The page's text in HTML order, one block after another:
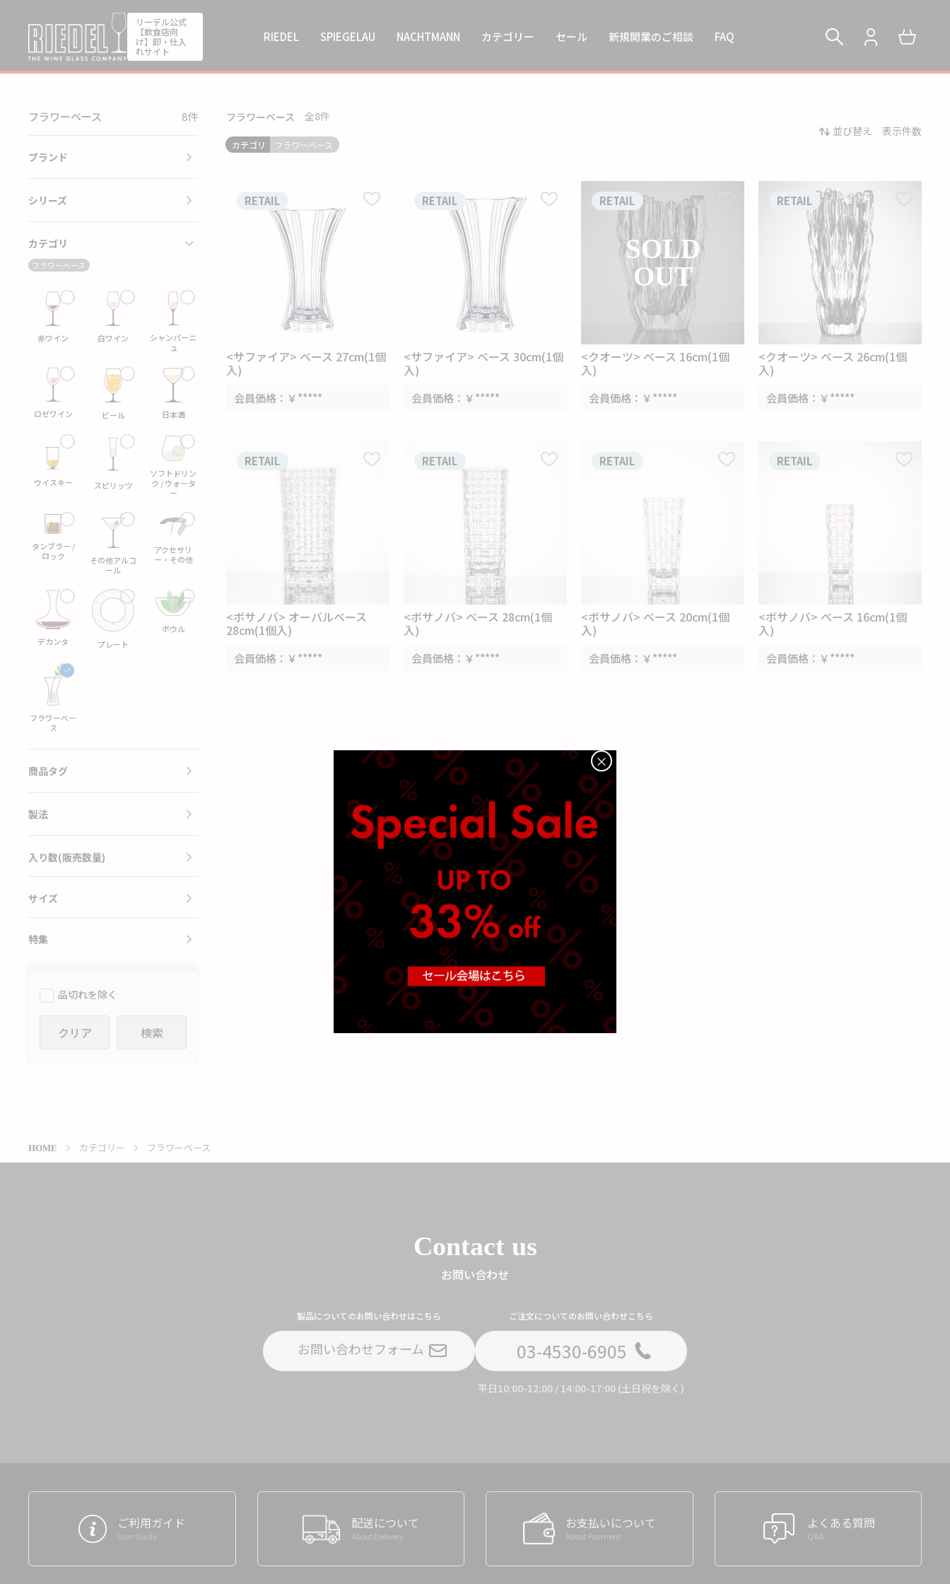
リーデル公式
【飲食店向
け】卸・仕入
れサイト
RIEDEL SPIEGELAU NACHTMANN カテゴリー セール 新規開業のご相談 FAQ
フラワーベース 全8件
カテゴリ フラワーベース
並び替え 表示件数
<サファイア> ベース 27cm(1個
入)
会員価格 ￥*****
RETAIL
<サファイア> ベース 30cm(1個
入)
会員価格 ￥*****
RETAIL
SOLD
OUT
<クオーツ> ベース 16cm(1個
入)
会員価格 ￥*****
RETAIL
<クオーツ> ベース 26cm(1個
入)
会員価格 ￥*****
RETAIL
<ボサノバ> オーバルベース
28cm(1個入)
会員価格 ￥*****
RETAIL
<ボサノバ> ベース 28cm(1個
入)
会員価格 ￥*****
RETAIL
<ボサノバ> ベース 20cm(1個
入)
会員価格 ￥*****
RETAIL
<ボサノバ> ベース 16cm(1個
入)
会員価格 ￥*****
RETAIL
フラワーベース 8件
ブランド
シリーズ
カテゴリ
フラワーベース
赤ワイン 白ワイン
シャンパーニ
ュ
ロゼワイン ビール 日本酒
ウイスキー スピリッツ
ソフトドリン
ク / ウォータ
ー
タンブラー /
ロック
その他アルコ
ール
アクセサリ
ー・その他
デカンタ プレート
ボウル
フラワーベー
ス
商品タグ
製法
入り数(販売数量)
サイズ
特集
品切れを除く
クリア 検索
HOME カテゴリー フラワーベース
Contact us
お問い合わせ
製品についてのお問い合わせはこちら
お問い合わせフォーム
ご注文についてのお問い合わせこちら
03-4530-6905
平日10:00-12:00 / 14:00-17:00 (土日祝を除く)
ご利用ガイド
User Guide
配送について
About Delivery
お支払いについて
About Payment
よくある質問
Q&A
×